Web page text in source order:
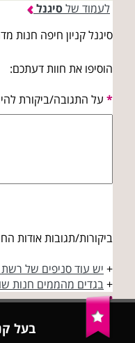
לעמוד שלסיגנל
סיגנל קניון חיפה חנות מדהימה
הוסיפו את חוות דעתכם:
* על התגובה/ביקורת
ביקורות/תגובות אודות
+ יש עוד סניפים של רשת
+בגדים מהממים חנות
בעל